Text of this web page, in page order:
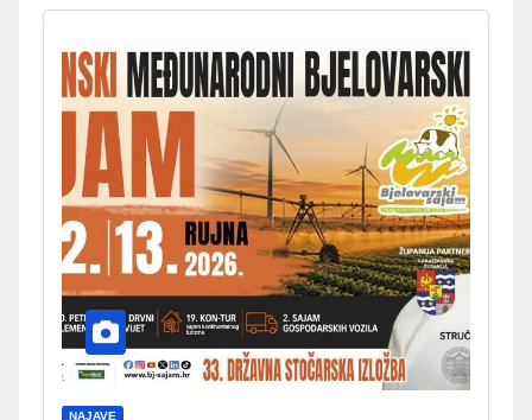
NAJAVE